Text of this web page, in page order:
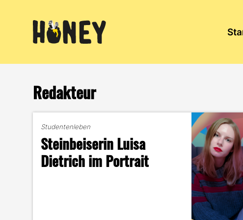
Redakteur
Studentenleben
Steinbeiserin Luisa
Dietrich im Portrait